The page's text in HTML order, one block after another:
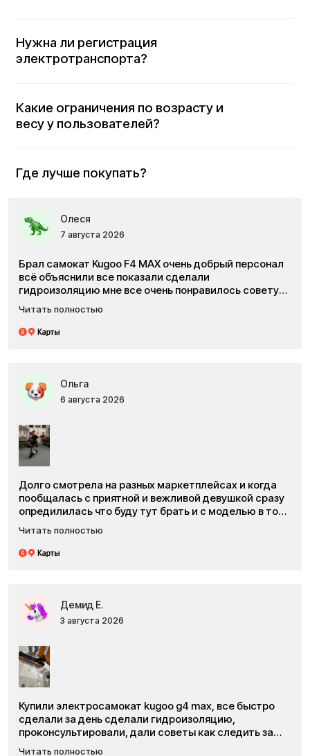
Олеся
7 августа 2026
Брал самокат Kugoo F4 MAX очень добрый персонал
всё объяснили все показали сделали
гидроизоляцию мне все очень понравилось советую
что она поломается при первом выезде всем
советую
Читать полностью
Ольга
6 августа 2026
Долго смотрела на разных маркетплейсах и когда
пообщалась с приятной и вежливой девушкой сразу
опредилилась что буду тут брать и с моделью в том
дистанционное быстрое и всегда подскажут и
ответят на все вопросы, товар пришел в двойной
небольшой есть но это у этой модели как нам
объяснили в сервисном центре. Спасибо огромное за
быструю доставку. Номер заказа 2102
Читать полностью
Демид Е.
3 августа 2026
Купили электросамокат kugoo g4 max, все быстро
сделали за день сделали гидроизоляцию,
проконсультировали, дали советы как следить за
Читать полностью
Экипировка к товару